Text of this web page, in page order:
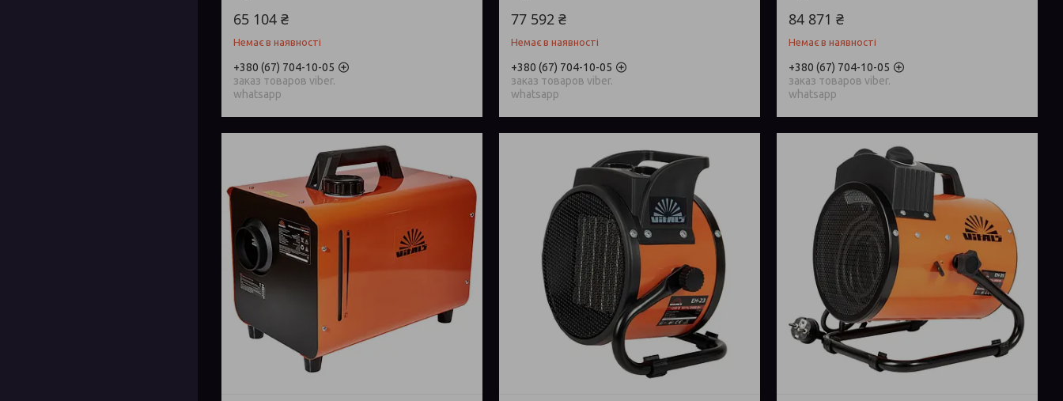
65 104 ₴
Немає в наявності
+380 (67) 704-10-05
заказ товаров viber.
whatsapp
77 592 ₴
Немає в наявності
+380 (67) 704-10-05
заказ товаров viber.
whatsapp
84 871 ₴
Немає в наявності
+380 (67) 704-10-05
заказ товаров viber.
whatsapp